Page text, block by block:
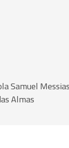
Samuel
Almas